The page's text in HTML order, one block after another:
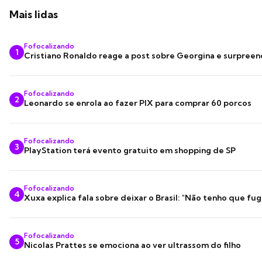
Mais lidas
1
Fofocalizando
Cristiano Ronaldo reage a post sobre Georgina e
2
Fofocalizando
Leonardo se enrola ao fazer PIX para comprar 60 porcos
3
Fofocalizando
PlayStation terá evento gratuito em shopping de SP
4
Fofocalizando
Xuxa explica fala sobre deixar o Brasil: "Não tenho que
5
Fofocalizando
Nicolas Prattes se emociona ao ver ultrassom do filho